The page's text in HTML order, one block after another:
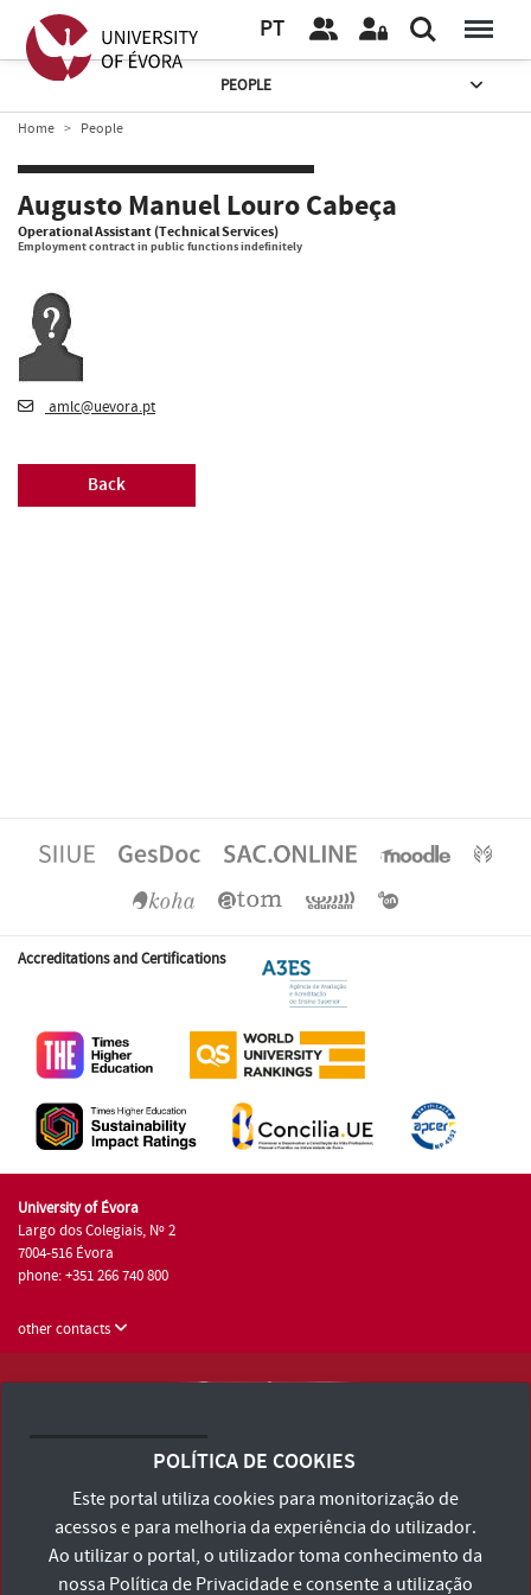
PT
PEOPLE
Home People
Augusto Manuel Louro Cabeça
Operational Assistant (Technical Services)
Employment contract in public functions indefinitely
amlc@uevora.pt
Back
Accreditations and Certifications
University of Évora
Largo dos Colegiais, Nº 2
7004-516 Évora
phone: +351 266 740 800
other contacts
Terms and Conditions and Privacy Policy
Accessibility Statement
POLÍTICA DE COOKIES
Este portal utiliza cookies para monitorização de
acessos e para melhoria da experiência do utilizador.
Ao utilizar o portal, o utilizador toma conhecimento da
nossa Política de Privacidadee consente a utilização